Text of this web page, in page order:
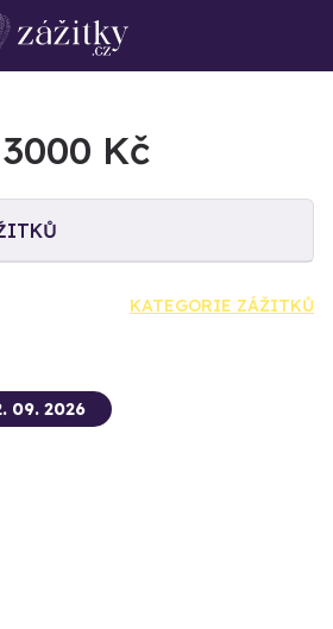
Kč
KATEGORIE ZÁŽITKŮ
09. 2026